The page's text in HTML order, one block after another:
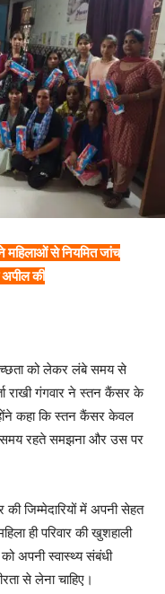
महिलाओं से नियमित जांच
की
को लेकर लंबे समय से
राखी गंगवार ने स्तन कैंसर के
कहा कि स्तन कैंसर केवल
समय रहते समझना और उस पर
की जिम्मेदारियों में अपनी सेहत
ही परिवार की खुशहाली
अपनी स्वास्थ्य संबंधी
से लेना चाहिए।